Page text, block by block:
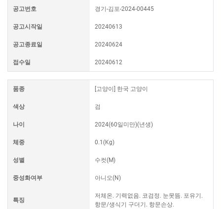
공고번호 경기-김포-2024-00445
공고시작일 20240613
공고종료일 20240624
접수일 20240612
품종 [고양이] 한국 고양이
색상 검
나이 2024(60일미만)(년생)
체중 0.1(Kg)
성별 수컷(M)
중성화여부 아니오(N)
특징
저체온. 기력없음. 코검정. 눈못뜸. 포유기.
항문/생식기 구더기. 항문손상.